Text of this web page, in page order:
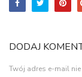
DODAJ
Twój adres e-mail